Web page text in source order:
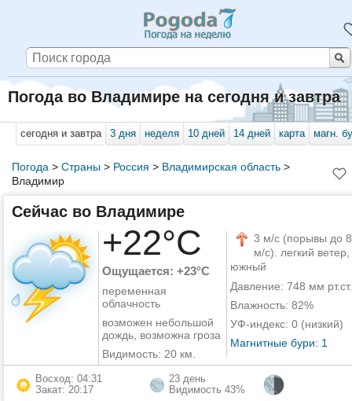
Погода во Владимире на сегодня и завтра
сегодня и завтра 3 дня неделя 10 дней 14 дней карта магн.
Погода > Страны> Россия > Владимирская область>
Владимир
Сейчас во Владимире
+22°C
Ощущается: +23°C
переменная
облачность
возможен небольшой
дождь, возможна гроза
Видимость: 20 км.
3 м/с (порывы до 8
м/с). легкий ветер,
южный
Давление: 748 мм рт.ст.
Влажность: 82%
УФ-индекс: 0 (низкий)
Магнитные бури: 1
Восход: 04:31
Закат: 20:17
23 день
Видимость 43%